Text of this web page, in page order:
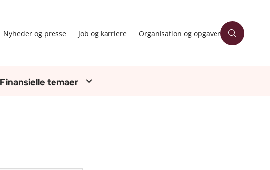
Nyheder og presse Job og karriere Organisation og opgaver
Finansielle temaer